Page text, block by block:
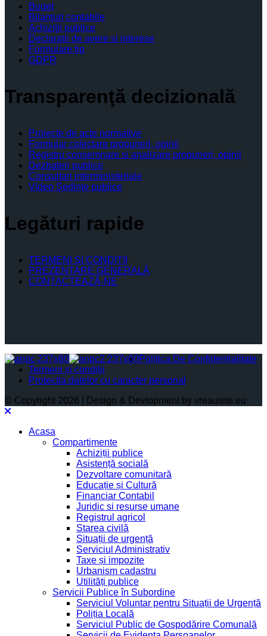
Buget
Bilanţuri contabile
Achiziţii publice
Declaratii de avere si interese
Formulare tip
GDPR
Transparenţă decizională
Proiecte de acte normative
Formular colectare propuneri, opinii
Registru consemnare si analizare propuneri, opinii
Dezbateri publice
Consultari interministeriale
Video Şedinţe publice
Legături rapide
TERMENI ŞI CONDIŢII
PREZENTARE GENERALĂ
CONTACTEAZĂ-NE
Politica De Confidențialitate
Termeni și condiții
Protectia datelor cu caracter personal
© Copyright 2026 | Design & Devlopment by vreausite.eu
Acasa
Compartimente
Achiziții publice
Asistență socială
Dezvoltare comunitară
Educație și Cultură
Financiar Contabil
Juridic si resurse umane
Registrul agricol
Starea civilă
Situații de urgență
Serviciul Administrativ
Taxe și impozite
Urbanism cadastru
Utilități publice
Servicii Publice în Subordine
Serviciul Voluntar pentru Situații de Urgență
Poliția Locală
Serviciul Public de Gospodărire Comunală